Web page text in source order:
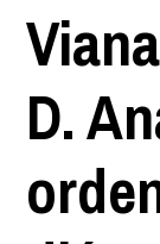
D.